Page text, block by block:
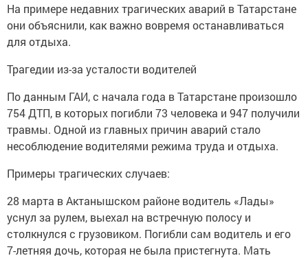
На примере недавних трагических аварий в Татарстане
они объяснили, как важно вовремя останавливаться
для отдыха.
Трагедии из-за усталости водителей
По данным ГАИ, с начала года в Татарстане произошло
754 ДТП, в которых погибли 73 человека и 947 получили
травмы. Одной из главных причин аварий стало
несоблюдение водителями режима труда и отдыха.
Примеры трагических случаев:
28 марта в Актанышском районе водитель «Лады»
уснул за рулем, выехал на встречную полосу и
столкнулся с грузовиком. Погибли сам водитель и его
7-летняя дочь, которая не была пристегнута. Мать